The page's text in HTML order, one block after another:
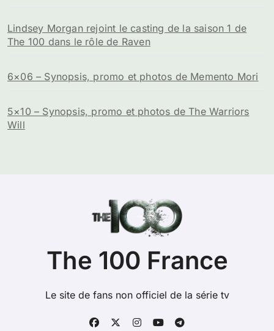
Lindsey Morgan rejoint le casting de la saison 1 de
The 100 dans le rôle de Raven
6×06 – Synopsis, promo et photos de Memento Mori
5×10 – Synopsis, promo et photos de The Warriors
Will
The 100 France
Le site de fans non officiel de la série tv